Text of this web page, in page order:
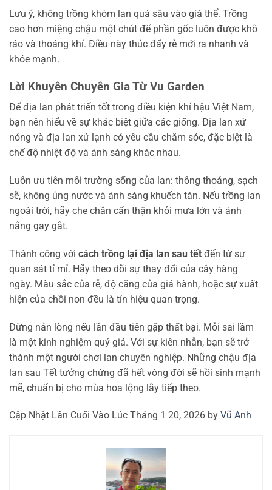
Lưu ý, không trồng khóm lan quá sâu vào giá thể. Trồng
cao hơn miệng chậu một chút để phần gốc luôn được khô
ráo và thoáng khí. Điều này thúc đẩy rễ mới ra nhanh và
khỏe mạnh.
Lời Khuyên Chuyên Gia Từ Vu Garden
Để địa lan phát triển tốt trong điều kiện khí hậu Việt Nam,
bạn nên hiểu về sự khác biệt giữa các giống. Địa lan xứ
nóng và địa lan xứ lạnh có yêu cầu chăm sóc, đặc biệt là
chế độ nhiệt độ và ánh sáng khác nhau.
Luôn ưu tiên môi trường sống của lan: thông thoáng, sạch
sẽ, không úng nước và ánh sáng khuếch tán. Nếu trồng lan
ngoài trời, hãy che chắn cẩn thận khỏi mưa lớn và ánh
nắng gay gắt.
Thành công với cách trồng lại địa lan sau tết đến từ sự
quan sát tỉ mỉ. Hãy theo dõi sự thay đổi của cây hàng
ngày. Màu sắc của rễ, độ căng của giả hành, hoặc sự xuất
hiện của chồi non đều là tín hiệu quan trọng.
Đừng nản lòng nếu lần đầu tiên gặp thất bại. Mỗi sai lầm
là một kinh nghiệm quý giá. Với sự kiên nhẫn, bạn sẽ trở
thành một người chơi lan chuyên nghiệp. Những chậu địa
lan sau Tết tưởng chừng đã hết vòng đời sẽ hồi sinh mạnh
mẽ, chuẩn bị cho mùa hoa lộng lẫy tiếp theo.
Cập Nhật Lần Cuối Vào Lúc Tháng 1 20, 2026 by Vũ Anh